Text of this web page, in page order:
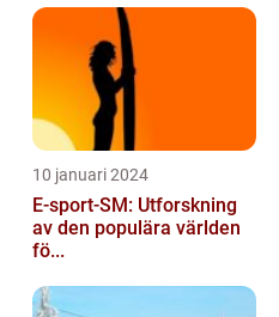
10 januari 2024
E-sport-SM: Utforskning
av den populära världen
fö...